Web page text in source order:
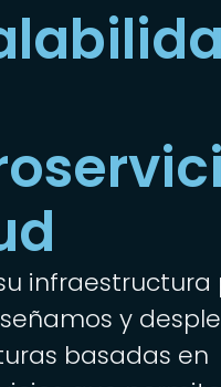
infraestructura
y
basadas en